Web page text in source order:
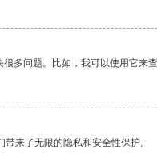
多问题。比如，我可以使用它来
来了无限的隐私和安全性保护。